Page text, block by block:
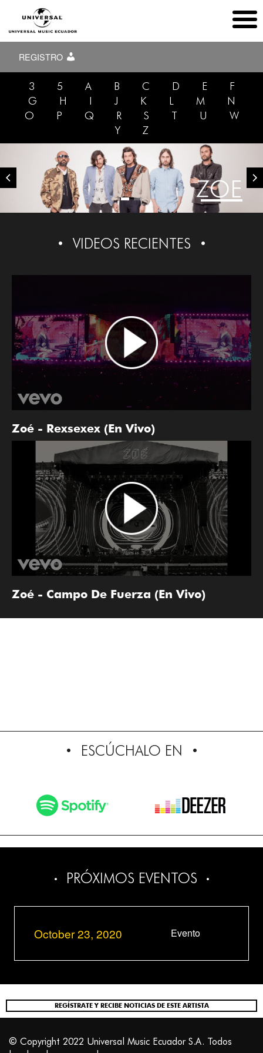
REGISTRO
3 5 A B C D E
F
G
H I J K L M
N
O
P Q R S T U
W
Y
Z
ZOE
VIDEOS RECIENTES
Zoé - Rexsexex (En Vivo)
Zoé - Campo De Fuerza (En Vivo)
ESCÚCHALO EN
PRÓXIMOS EVENTOS
October 23, 2020 Evento
REGÍSTRATE Y RECIBE NOTICIAS DE ESTE ARTISTA
© Copyright 2022 Universal Music Ecuador S.A. Todos